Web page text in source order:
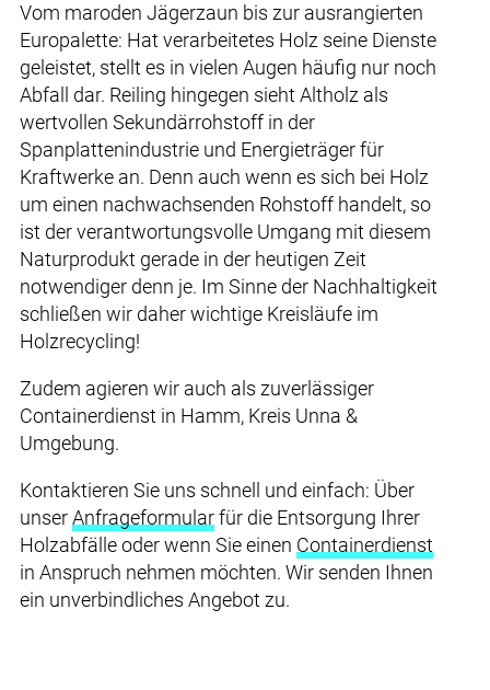
Vom maroden Jägerzaun bis zur ausrangierten
Europalette: Hat verarbeitetes Holz seine Dienste
geleistet, stellt es in vielen Augen häufig nur noch
Abfall dar. Reiling hingegen sieht Altholz als
wertvollen Sekundärrohstoff in der
Spanplattenindustrie und Energieträger für
Kraftwerke an. Denn auch wenn es sich bei Holz
um einen nachwachsenden Rohstoff handelt, so
ist der verantwortungsvolle Umgang mit diesem
Naturprodukt gerade in der heutigen Zeit
notwendiger denn je. Im Sinne der Nachhaltigkeit
schließen wir daher wichtige Kreisläufe im
Holzrecycling!
Zudem agieren wir auch als zuverlässiger
Containerdienst in Hamm, Kreis Unna &
Umgebung.
Kontaktieren Sie uns schnell und einfach: Über
unserAnfrageformularfür die Entsorgung Ihrer
Holzabfälle oder wenn Sie einen Containerdienst
in Anspruch nehmen möchten. Wir senden Ihnen
ein unverbindliches Angebot zu.